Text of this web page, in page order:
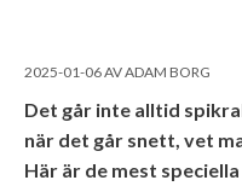
2025-01-06AVADAM BORG
Det går inte alltid
när det går snett, vet
Här är de mest